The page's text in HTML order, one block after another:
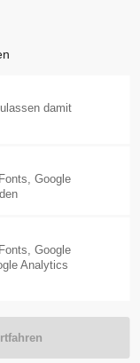
damit
Google
Google
Analytics